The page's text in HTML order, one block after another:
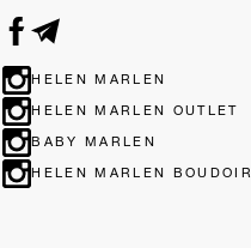
HELEN MARLEN
HELEN MARLEN OUTLET
BABY MARLEN
HELEN MARLEN BOUDOIR